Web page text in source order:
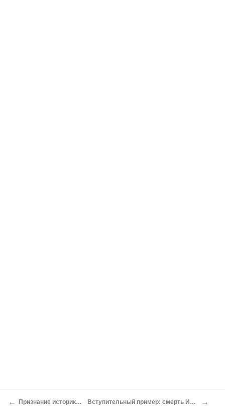
← Признание историко-критического метода Вступительный пример: смерть Иисуса в Евангелиях от Марка и Иоанна →